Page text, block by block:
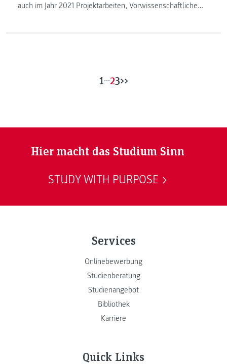
auch im Jahr 2021 Projektarbeiten, Vorwissenschaftliche
1...23>>
Hier macht das Studium Sinn
STUDY WITH PURPOSE
Services
Onlinebewerbung
Studienberatung
Studienangebot
Bibliothek
Karriere
Quick Links